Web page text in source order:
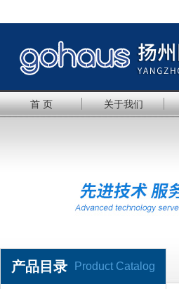
首 页 关于我们
产品目录 Product Catalog